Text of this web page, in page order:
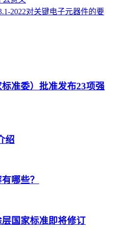
2022对关键电子元器件的要
准委）批准发布23项强
绍
哪些？
国家标准即将修订